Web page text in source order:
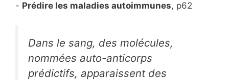
- Prédire les maladies autoimmunes, p62
Dans le sang, des molécules,
nommées auto-anticorps
prédictifs, apparaissent des